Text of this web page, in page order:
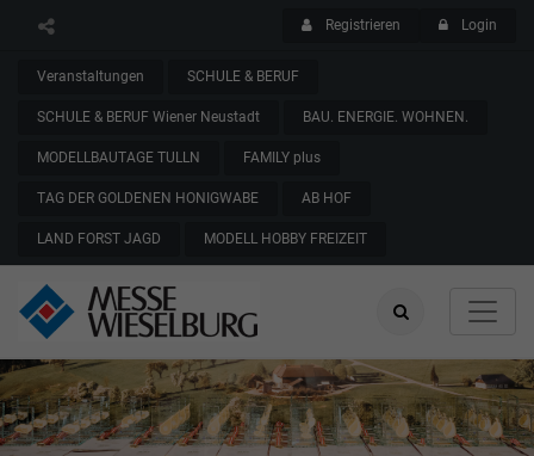
Registrieren Login
Veranstaltungen SCHULE & BERUF
SCHULE & BERUF Wiener Neustadt BAU. ENERGIE. WOHNEN.
MODELLBAUTAGE TULLN FAMILY plus
TAG DER GOLDENEN HONIGWABE AB HOF
LAND FORST JAGD MODELL HOBBY FREIZEIT